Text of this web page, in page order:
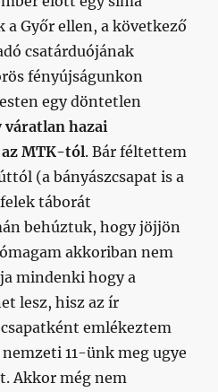
a Győr ellen, a következő
csatárduójának
fényújságunkon
egy döntetlen
váratlan hazai
MTK-tól. Bár féltettem
(a bányászcsapat is a
táborát
behúztuk, hogy jöjjön
akkoriban nem
mindenki hogy a
lesz, hisz az ír
emlékeztem
11-ünk meg ugye
Akkor még nem